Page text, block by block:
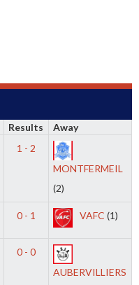
Results
Away
1 - 2
MONTFERMEIL
(2)
0 - 1 VAFC (1)
0 - 0
AUBERVILLIERS